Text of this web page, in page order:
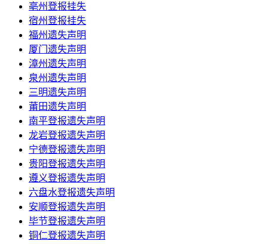
亳州登报挂失
宿州登报挂失
福州遗失声明
厦门遗失声明
漳州遗失声明
泉州遗失声明
三明遗失声明
莆田遗失声明
南平登报遗失声明
龙岩登报遗失声明
宁德登报遗失声明
贵阳登报遗失声明
遵义登报遗失声明
六盘水登报遗失声明
安顺登报遗失声明
毕节登报遗失声明
铜仁登报遗失声明